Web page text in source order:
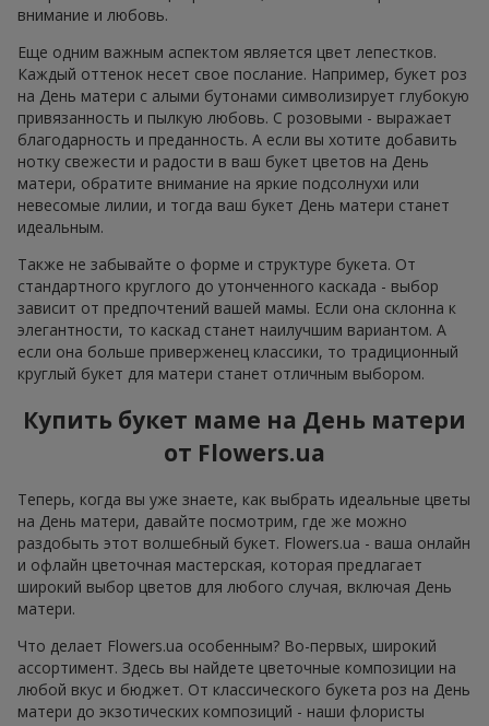
внимание и любовь.
Еще одним важным аспектом является цвет лепестков.
Каждый оттенок несет свое послание. Например, букет роз
на День матери с алыми бутонами символизирует глубокую
привязанность и пылкую любовь. С розовыми - выражает
благодарность и преданность. А если вы хотите добавить
нотку свежести и радости в ваш букет цветов на День
матери, обратите внимание на яркие подсолнухи или
невесомые лилии, и тогда ваш букет День матери станет
идеальным.
Также не забывайте о форме и структуре букета. От
стандартного круглого до утонченного каскада - выбор
зависит от предпочтений вашей мамы. Если она склонна к
элегантности, то каскад станет наилучшим вариантом. А
если она больше приверженец классики, то традиционный
круглый букет для матери станет отличным выбором.
Купить букет маме на День матери
от Flowers.ua
Теперь, когда вы уже знаете, как выбрать идеальные цветы
на День матери, давайте посмотрим, где же можно
раздобыть этот волшебный букет. Flowers.ua - ваша онлайн
и офлайн цветочная мастерская, которая предлагает
широкий выбор цветов для любого случая, включая День
матери.
Что делает Flowers.ua особенным? Во-первых, широкий
ассортимент. Здесь вы найдете цветочные композиции на
любой вкус и бюджет. От классического букета роз на День
матери до экзотических композиций - наши флористы